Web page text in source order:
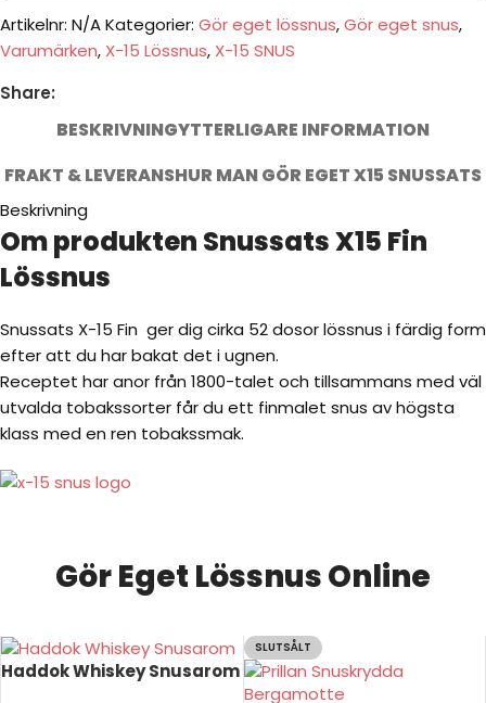
Artikelnr: N/AKategorier: Gör eget lössnus,Gör eget snus,
Varumärken, X-15 Lössnus, X-15 SNUS
Share:
BESKRIVNINGYTTERLIGARE INFORMATION
FRAKT & LEVERANSHUR MAN GÖR EGET X15 SNUSSATS
Beskrivning
Om produkten Snussats X15 Fin
Lössnus
Snussats X-15 Fin ger dig cirka 52 dosor lössnus i färdig form
efter att du har bakat det i ugnen.
Receptet har anor från 1800-talet och tillsammans med väl
utvalda tobakssorter får du ett finmalet snus av högsta
klass med en ren tobakssmak.
Gör Eget Lössnus Online
Haddok Whiskey Snusarom
SLUTSÅLT